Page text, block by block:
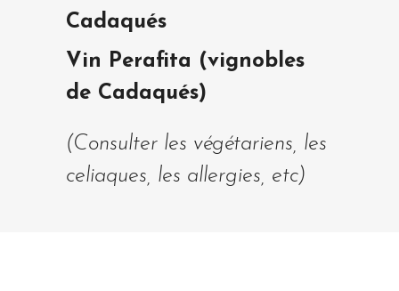
Cadaqués
Vin Perafita (vignobles
de Cadaqués)
(Consulter les végétariens, les
celiaques, les allergies, etc)